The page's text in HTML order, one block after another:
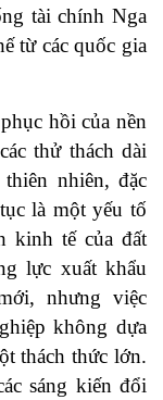
tài chính Nga
từ các quốc gia
hồi của nền
thử thách dài
nhiên, đặc
là một yếu tố
kinh tế của đất
lực xuất khẩu
nhưng việc
không dựa
thách thức lớn.
sáng kiến đổi